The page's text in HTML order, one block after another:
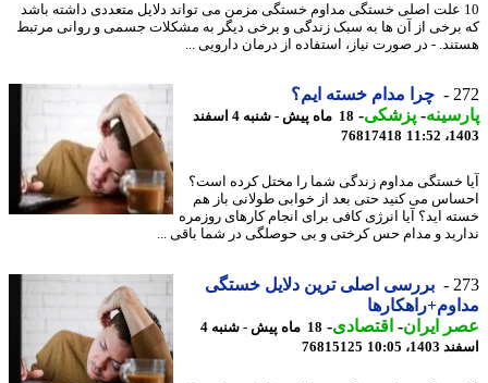
علت اصلی خستگی مداوم خستگی مزمن می تواند دلایل متعددی داشته باشد
از آن ها به سبک زندگی و برخی دیگر به مشکلات جسمی و روانی مرتبط
- در صورت نیاز، استفاده از درمان دارویی ...
چرا مدام خسته ایم؟
-پزشکی-
18 ماه پیش - شنبه 4 اسفند
76817418
خستگی مداوم زندگی شما را مختل کرده است؟
می کنید حتی بعد از خوابی طولانی باز هم
اید؟ آیا انرژی کافی برای انجام کارهای روزمره
و مدام حس کرختی و بی حوصلگی در شما باقی ...
بررسی اصلی ترین دلایل خستگی
ایران- اقتصادی-
18 ماه پیش - شنبه 4
10:05
76815125